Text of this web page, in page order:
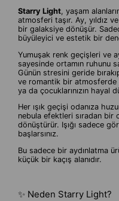
Starry Light, yaşam
atmosferi taşır. Ay, yıldız
bir galaksiye dönüşür.
büyüleyici ve estetik bir
Yumuşak renk geçişleri ve
sayesinde ortamın ruhunu
Günün stresini geride
ve romantik bir atmosferde
ya da çocuklarınızın hayal
Her ışık geçişi odanıza
nebula efektleri sıradan bir
dönüştürür. Işığı sadece
başlarsınız.
Bu sadece bir aydınlatma
küçük bir kaçış alanıdır.
✨ Neden Starry Light?